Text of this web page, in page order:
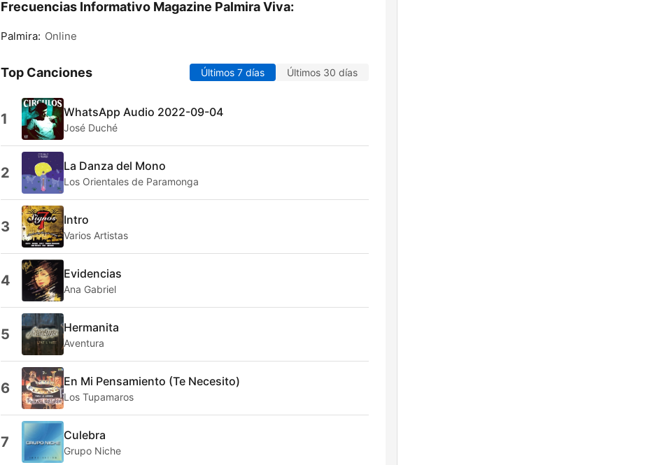
Frecuencias Informativo Magazine Palmira Viva:
Palmira: Online
Top Canciones Últimos 7 días Últimos 30 días
1 WhatsApp Audio 2022-09-04
José Duché
2 La Danza del Mono
Los Orientales de Paramonga
3 Intro
Varios Artistas
4 Evidencias
Ana Gabriel
5 Hermanita
Aventura
6 En Mi Pensamiento (Te Necesito)
Los Tupamaros
7 Culebra
Grupo Niche